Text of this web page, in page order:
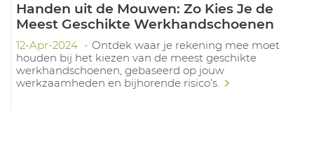
Handen uit de Mouwen: Zo Kies Je de
Meest Geschikte Werkhandschoenen
12-Apr-2024
Ontdek waar je rekening mee moet
houden bij het kiezen van de meest geschikte
werkhandschoenen, gebaseerd op jouw
werkzaamheden en bijhorende risico’s.